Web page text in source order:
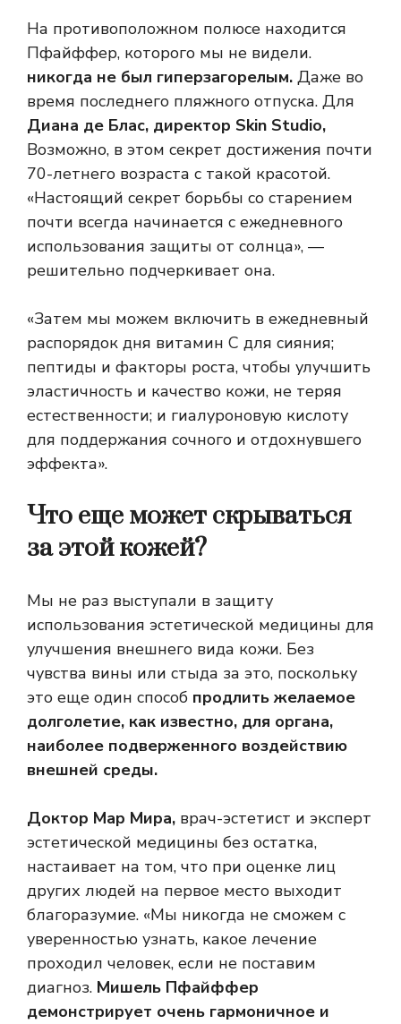
На противоположном полюсе находится
Пфайффер, которого мы не видели.
никогда не был гиперзагорелым. Даже во
время последнего пляжного отпуска. Для
Диана де Блас, директор Skin Studio,
Возможно, в этом секрет достижения почти
70-летнего возраста с такой красотой.
«Настоящий секрет борьбы со старением
почти всегда начинается с ежедневного
использования защиты от солнца», —
решительно подчеркивает она.
«Затем мы можем включить в ежедневный
распорядок дня витамин С для сияния;
пептиды и факторы роста, чтобы улучшить
эластичность и качество кожи, не теряя
естественности; и гиалуроновую кислоту
для поддержания сочного и отдохнувшего
эффекта».
Что еще может скрываться
за этой кожей?
Мы не раз выступали в защиту
использования эстетической медицины для
улучшения внешнего вида кожи. Без
чувства вины или стыда за это, поскольку
это еще один способ продлить желаемое
долголетие, как известно, для органа,
наиболее подверженного воздействию
внешней среды.
Доктор Мар Мира, врач-эстетист и эксперт
эстетической медицины без остатка,
настаивает на том, что при оценке лиц
других людей на первое место выходит
благоразумие. «Мы никогда не сможем с
уверенностью узнать, какое лечение
проходил человек, если не поставим
диагноз. Мишель Пфайффер
демонстрирует очень гармоничное и